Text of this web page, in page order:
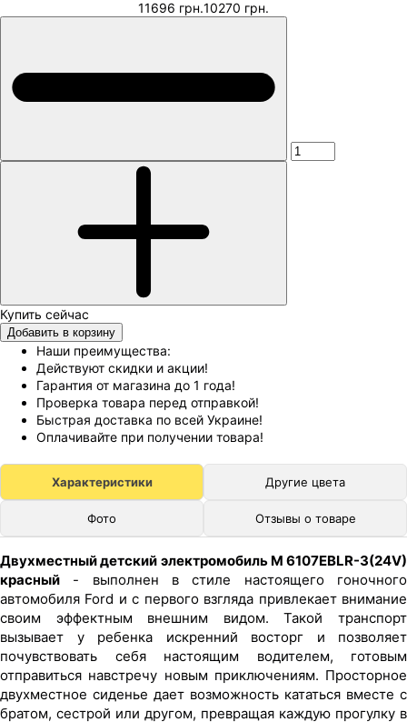
11696 грн.10270 грн.
Добавить в корзину
Наши преимущества:
Действуют скидки и акции!
Гарантия от магазина до 1 года!
Проверка товара перед отправкой!
Быстрая доставка по всей Украине!
Оплачивайте при получении товара!
Характеристики Другие цвета
Фото Отзывы о товаре
Двухместный детский электромобиль M 6107EBLR-3(24V)
красный - выполнен в стиле настоящего гоночного
автомобиля Ford и с первого взгляда привлекает внимание
своим эффектным внешним видом. Такой транспорт
вызывает у ребенка искренний восторг и позволяет
почувствовать себя настоящим водителем, готовым
отправиться навстречу новым приключениям. Просторное
двухместное сиденье дает возможность кататься вместе с
братом, сестрой или другом, превращая каждую прогулку в